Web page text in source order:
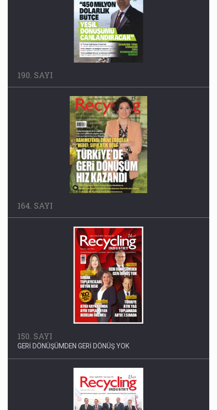
190. SAYI
164. SAYI
150. SAYI
GERİ DÖNÜŞÜMDEN GERİ DÖNÜŞ YOK